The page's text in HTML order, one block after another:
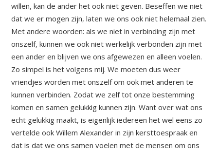
willen, kan de ander het ook niet geven. Beseffen we niet
dat we er mogen zijn, laten we ons ook niet helemaal zien.
Met andere woorden: als we niet in verbinding zijn met
onszelf, kunnen we ook niet werkelijk verbonden zijn met
een ander en blijven we ons afgewezen en alleen voelen.
Zo simpel is het volgens mij. We moeten dus weer
vriendjes worden met onszelf om ook met anderen te
kunnen verbinden. Zodat we zelf tot onze bestemming
komen en samen gelukkig kunnen zijn. Want over wat ons
echt gelukkig maakt, is eigenlijk iedereen het wel eens zo
vertelde ook Willem Alexander in zijn kersttoespraak en
dat is dat we ons samen voelen met de mensen om ons